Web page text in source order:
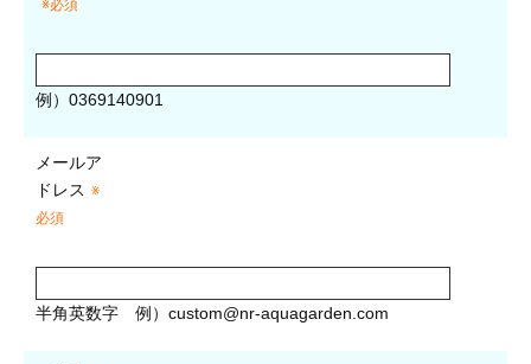
※必須
例）0369140901
メールア
ドレス ※
必須
半角英数字 例） custom@nr-aquagarden.com